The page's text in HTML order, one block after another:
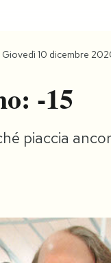
Giovedì 10 dicembre
-15
piaccia